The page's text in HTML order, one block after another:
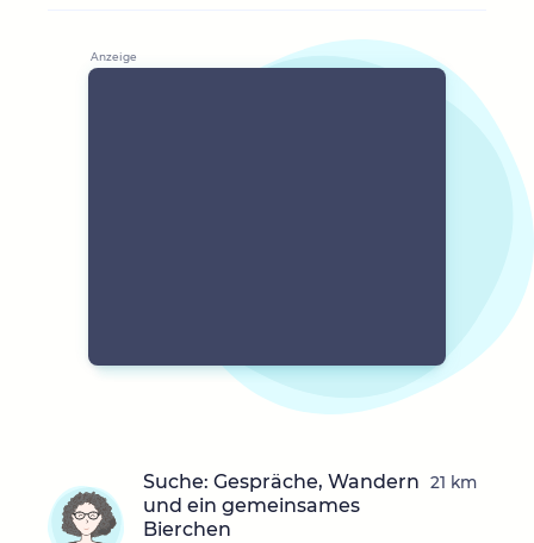
Suche: Gespräche, Wandern
und ein gemeinsames
Bierchen
21 km